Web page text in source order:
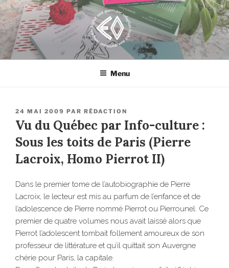
Aller
au
contenu
principal
EROSONYX
Tout livre n’est-il pas une bouteille jetée à la mer ?
Menu
PUBLIÉ
LE
24 MAI 2009 PAR RÉDACTION
Vu du Québec par Info-culture :
Sous les toits de Paris (Pierre
Lacroix, Homo Pierrot II)
Dans le premier tome de l’autobiographie de Pierre
Lacroix, le lecteur est mis au parfum de l’enfance et de
l’adolescence de Pierre nommé Pierrot ou Pierrounel. Ce
premier de quatre volumes nous avait laissé alors que
Pierrot l’adolescent tombait follement amoureux de son
professeur de littérature et qu’il quittait son Auvergne
chérie pour Paris, la capitale.